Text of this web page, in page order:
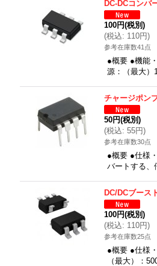
DC-DCコンバ
100円(税別)
(税込: 110円)
参考在庫数41点
●概要 ●機能
源：（最大）
チャージポン
50円(税別)
(税込: 55円)
参考在庫数30点
●概要 ●仕様
バートする、
DC/DCブース
100円(税別)
(税込: 110円)
参考在庫数25点
●概要 ●仕様
（最大）：